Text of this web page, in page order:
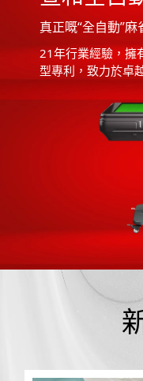
真正嘅“全自動”
21年行業經驗，擁
型專利，致力於卓